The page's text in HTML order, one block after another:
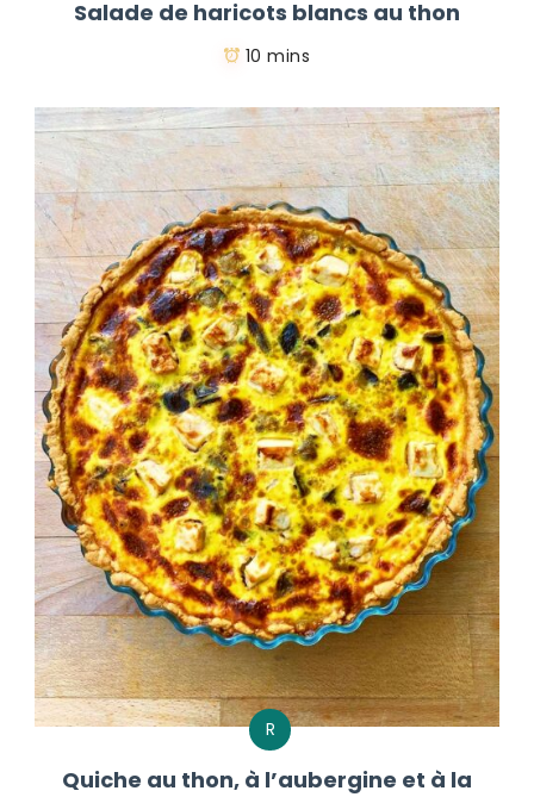
Salade de haricots blancs au thon
10 mins
R
Quiche au thon, à l’aubergine et à la